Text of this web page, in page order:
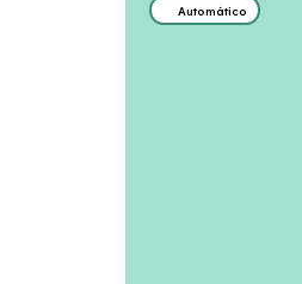
Automático